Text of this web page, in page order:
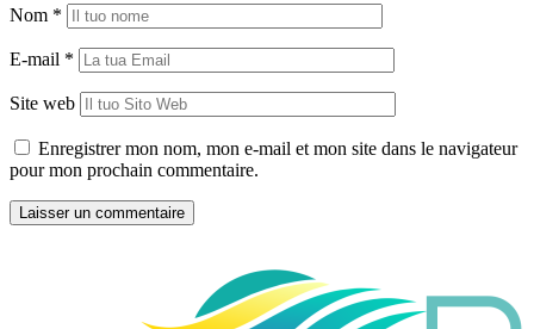
Nom *
E-mail *
Site web
Enregistrer mon nom, mon e-mail et mon site dans le navigateur
pour mon prochain commentaire.